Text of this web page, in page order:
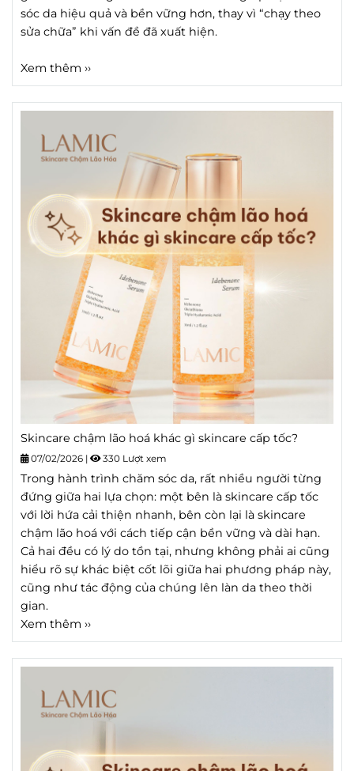
sóc da hiệu quả và bền vững hơn, thay vì “chạy theo
sửa chữa” khi vấn đề đã xuất hiện.
Xem thêm ››
Skincare chậm lão hoá khác gì skincare cấp tốc?
07/02/2026 | 330 Lượt xem
Trong hành trình chăm sóc da, rất nhiều người từng
đứng giữa hai lựa chọn: một bên là skincare cấp tốc
với lời hứa cải thiện nhanh, bên còn lại là skincare
chậm lão hoá với cách tiếp cận bền vững và dài hạn.
Cả hai đều có lý do tồn tại, nhưng không phải ai cũng
hiểu rõ sự khác biệt cốt lõi giữa hai phương pháp này,
cũng như tác động của chúng lên làn da theo thời
gian.
Xem thêm ››